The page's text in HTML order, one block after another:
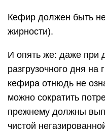
Кефир должен быть
жирности).
И опять же: даже при
разгрузочного дня на
кефира отнюдь не
можно сократить
прежнему должны
чистой